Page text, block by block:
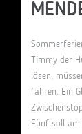
Timmy der
lösen,
fahren. Ein
Fünf soll